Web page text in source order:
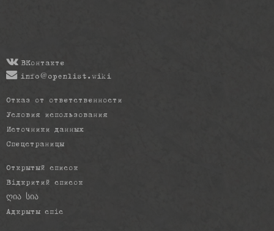
ВКонтакте
info@openlist.wiki
Отказ от ответственности
Условия использования
Источники данных
Спецстраницы
Открытый список
Відкритий список
ღია სია
Адкрыты спіс